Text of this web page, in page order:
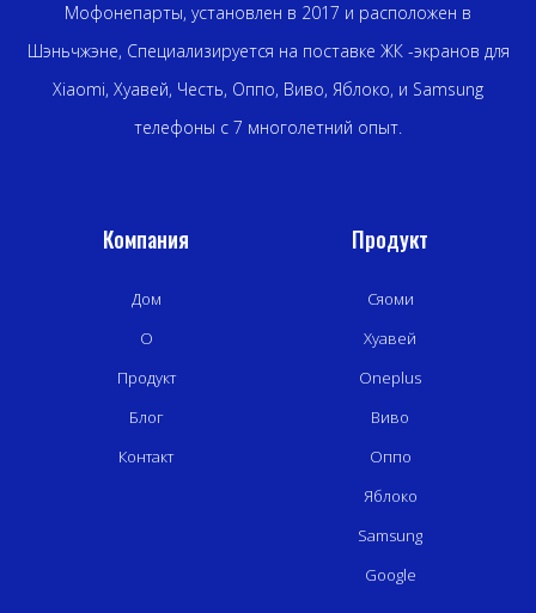
Мофонепарты, установлен в 2017 и расположен в
Шэньчжэне, Специализируется на поставке ЖК -экранов для
Xiaomi, Хуавей, Честь, Оппо, Виво, Яблоко, и Samsung
телефоны с 7 многолетний опыт.
Компания
Дом
О
Продукт
Блог
Контакт
Продукт
Сяоми
Хуавей
Oneplus
Виво
Оппо
Яблоко
Samsung
Google